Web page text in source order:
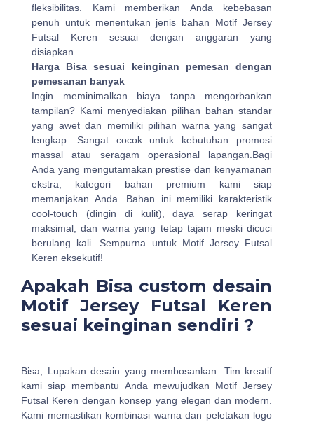
fleksibilitas. Kami memberikan Anda kebebasan
penuh untuk menentukan jenis bahan Motif Jersey
Futsal Keren sesuai dengan anggaran yang
disiapkan.
Harga Bisa sesuai keinginan pemesan dengan
pemesanan banyak
Ingin meminimalkan biaya tanpa mengorbankan
tampilan? Kami menyediakan pilihan bahan standar
yang awet dan memiliki pilihan warna yang sangat
lengkap. Sangat cocok untuk kebutuhan promosi
massal atau seragam operasional lapangan.Bagi
Anda yang mengutamakan prestise dan kenyamanan
ekstra, kategori bahan premium kami siap
memanjakan Anda. Bahan ini memiliki karakteristik
cool-touch (dingin di kulit), daya serap keringat
maksimal, dan warna yang tetap tajam meski dicuci
berulang kali. Sempurna untuk Motif Jersey Futsal
Keren eksekutif!
Apakah Bisa custom desain
Motif Jersey Futsal Keren
sesuai keinginan sendiri ?
Bisa, Lupakan desain yang membosankan. Tim kreatif
kami siap membantu Anda mewujudkan Motif Jersey
Futsal Keren dengan konsep yang elegan dan modern.
Kami memastikan kombinasi warna dan peletakan logo